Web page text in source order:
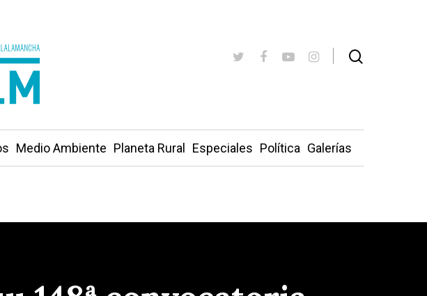
Medio Ambiente Planeta Rural Especiales Política Galerías